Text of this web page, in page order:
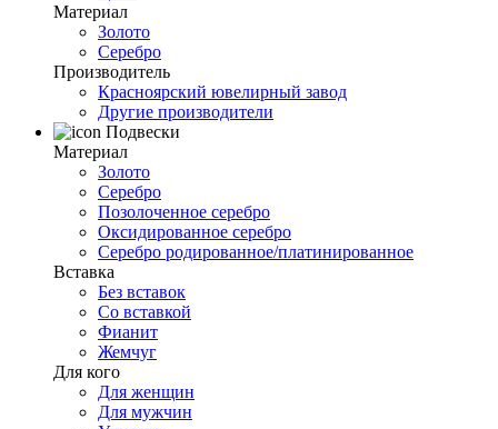
Материал
Золото
Серебро
Производитель
Красноярский ювелирный завод
Другие производители
Подвески
Материал
Золото
Серебро
Позолоченное серебро
Оксидированное серебро
Серебро родированное/платинированное
Вставка
Без вставок
Со вставкой
Фианит
Жемчуг
Для кого
Для женщин
Для мужчин